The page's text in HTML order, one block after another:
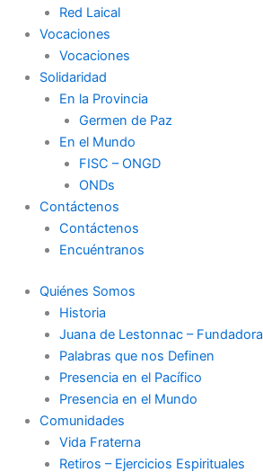
Red Laical
Vocaciones
Vocaciones
Solidaridad
En la Provincia
Germen de Paz
En el Mundo
FISC – ONGD
ONDs
Contáctenos
Contáctenos
Encuéntranos
Quiénes Somos
Historia
Juana de Lestonnac – Fundadora
Palabras que nos Definen
Presencia en el Pacífico
Presencia en el Mundo
Comunidades
Vida Fraterna
Retiros – Ejercicios Espirituales